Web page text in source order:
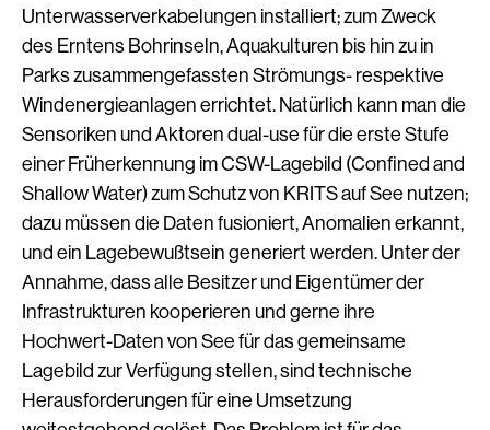
Unterwasserverkabelungen installiert; zum Zweck
des Erntens Bohrinseln, Aquakulturen bis hin zu in
Parks zusammengefassten Strömungs- respektive
Windenergieanlagen errichtet. Natürlich kann man die
Sensoriken und Aktoren dual-use für die erste Stufe
einer Früherkennung im CSW-Lagebild (Confined and
Shallow Water) zum Schutz von KRITS auf See nutzen;
dazu müssen die Daten fusioniert, Anomalien erkannt,
und ein Lagebewußtsein generiert werden. Unter der
Annahme, dass alle Besitzer und Eigentümer der
Infrastrukturen kooperieren und gerne ihre
Hochwert-Daten von See für das gemeinsame
Lagebild zur Verfügung stellen, sind technische
Herausforderungen für eine Umsetzung